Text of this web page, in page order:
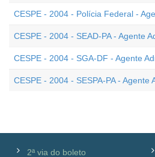
CESPE - 2004 - Polícia Federal -
CESPE - 2004 - SEAD-PA - Agente
CESPE - 2004 - SGA-DF - Agente
CESPE - 2004 - SESPA-PA - Agente
2ª via do boleto